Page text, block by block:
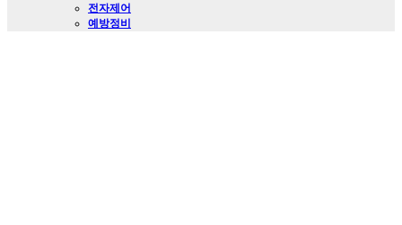
전자제어
예방정비